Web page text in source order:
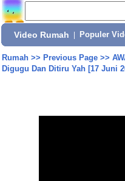
Video Rumah Populer
Rumah>> Previous Page>>
Digugu Dan Ditiru Yah [17 Juni